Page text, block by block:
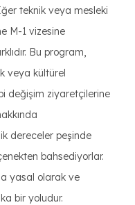
teknik veya mesleki
M-1 vizesine
Bu program,
veya kültürel
değişim ziyaretçilerine
dereceler peşinde
bahsediyorlar.
yasal olarak ve
bir yoludur.